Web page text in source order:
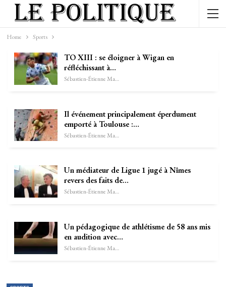
Home Sports
TO XIII : se éloigner à Wigan en
réfléchissant à…
Sébastien-Étienne Marechal
Il événement principalement éperdument
emporté à Toulouse :…
Sébastien-Étienne Marechal
Un médiateur de Ligue 1 jugé à Nîmes
revers des faits de…
Sébastien-Étienne Marechal
Un pédagogique de athlétisme de 58 ans mis
en audition avec…
Sébastien-Étienne Marechal